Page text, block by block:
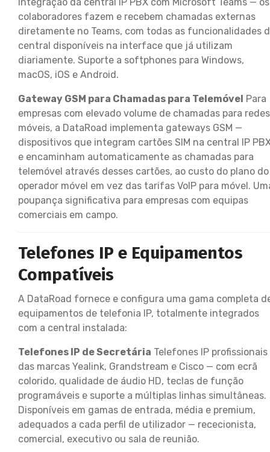
colaboradores fazem e recebem chamadas externas
diretamente no Teams, com todas as funcionalidades
central disponíveis na interface que já utilizam
diariamente. Suporte a softphones para Windows,
macOS, iOS e Android.
Gateway GSM para Chamadas para Telemóvel Para
empresas com elevado volume de chamadas para redes
móveis, a DataRoad implementa gateways GSM —
dispositivos que integram cartões SIM na central IP
e encaminham automaticamente as chamadas para
telemóvel através desses cartões, ao custo do plano do
operador móvel em vez das tarifas VoIP para móvel.
poupança significativa para empresas com equipas
comerciais em campo.
Telefones IP e Equipamentos
Compatíveis
A DataRoad fornece e configura uma gama completa
equipamentos de telefonia IP, totalmente integrados
com a central instalada:
Telefones IP de Secretária Telefones IP profissionais
das marcas Yealink, Grandstream e Cisco — com ecrã
colorido, qualidade de áudio HD, teclas de função
programáveis e suporte a múltiplas linhas simultâneas.
Disponíveis em gamas de entrada, média e premium,
adequados a cada perfil de utilizador — rececionista,
comercial, executivo ou sala de reunião.